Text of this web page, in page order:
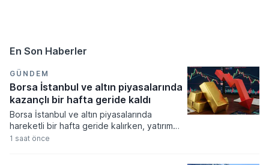
En Son Haberler
GÜNDEM
Borsa İstanbul ve altın piyasalarında
kazançlı bir hafta geride kaldı
Borsa İstanbul ve altın piyasalarında
hareketli bir hafta geride kalırken, yatırım
araçlarının büyük çoğunluğu yatırımcısına
1 saat önce